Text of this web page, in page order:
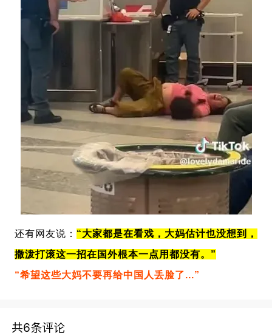
还有网友说： “大家都是在看戏，大妈估计也没想到，
撒泼打滚这一招在国外根本一点用都没有。”
“希望这些大妈不要再给中国人丢脸了...”
共6条评论